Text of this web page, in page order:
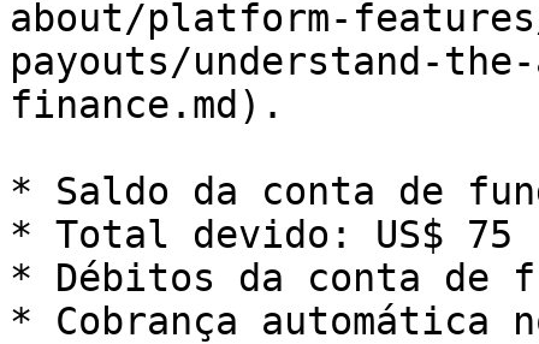
about/platform-
payouts/understand-
finance.md).
* Saldo da conta de
* Total devido: US$ 75
* Débitos da conta de
* Cobrança automática